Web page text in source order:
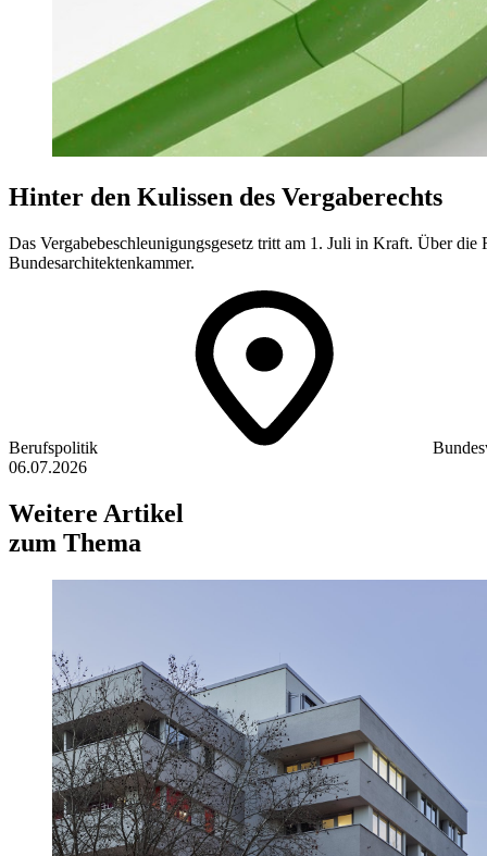
Hinter den Kulissen des Vergaberechts
Das Vergabebeschleunigungsgesetz tritt am 1. Juli in Kraft. Über
Bundesarchitektenkammer.
Berufspolitik
06.07.2026
Weitere Artikel
zum Thema